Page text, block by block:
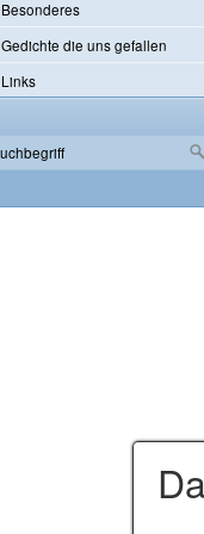
Besonderes
Gedichte die uns gefallen
Links